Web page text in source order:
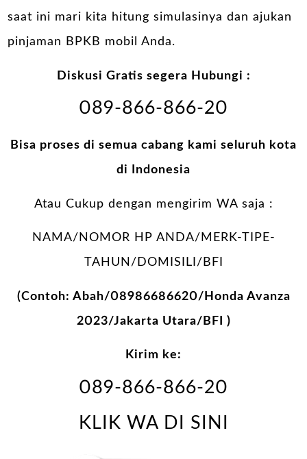
saat ini mari kita hitung simulasinya dan ajukan
pinjaman BPKB mobil Anda.
Diskusi Gratis segera Hubungi :
089-866-866-20
Bisa proses di semua cabang kami seluruh kota
di Indonesia
Atau Cukup dengan mengirim WA saja :
NAMA/NOMOR HP ANDA/MERK-TIPE-
TAHUN/DOMISILI/BFI
(Contoh: Abah/08986686620/Honda Avanza
2023/Jakarta Utara/BFI )
Kirim ke:
089-866-866-20
KLIK WA DI SINI